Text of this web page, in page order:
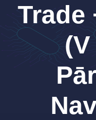
Trade